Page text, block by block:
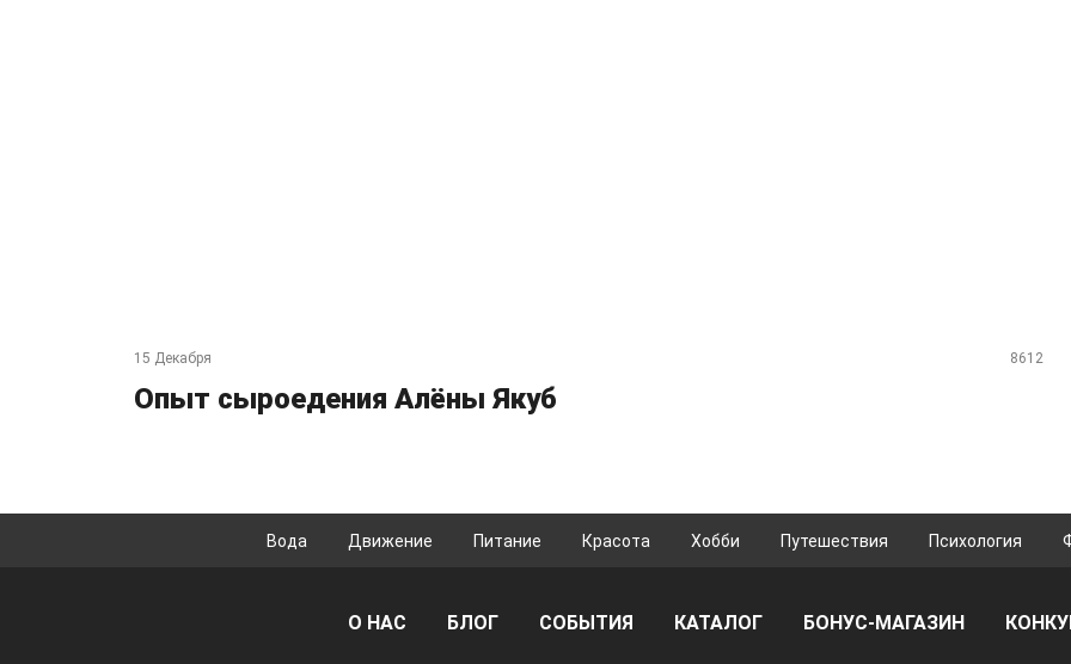
15 Декабря 8612
Опыт сыроедения Алёны Якуб
Вода Движение Питание Красота Хобби Путешествия Психология
О НАС БЛОГ СОБЫТИЯ КАТАЛОГ БОНУС-МАГАЗИН